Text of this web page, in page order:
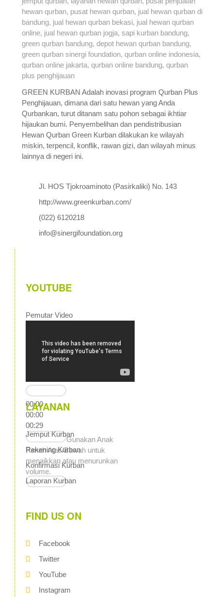
GREEN KURBAN Adalah inovasi program Qurban Plus
Penghijauan, dimana dari satu hewan yang Anda
Qurbankan, turut ditanam satu pohon sebagai ikhtiar
hijaukan bumi. Penyembelihan dan pendistribusian
Hewan Qurban Green Kurban dilakukan ke wilayah
miskin, terpencil, konflik, rawan gizi, dan wilayah minus
lainnya di negeri ini.
Jl. HOS Tjokroaminoto (Pasirkaliki) No. 143
http://www.greenkurban.com/
(022) 6120218
info@sinergifoundation.org
YOUTUBE
Pemutar Video
00:00
00:00
00:29
Gunakan Anak
Panah Atas/Bawah untuk
menaikkan atau menurunkan
volume.
LAYANAN
Jemput Kurban
Rekening Kurban
Konfirmasi Kurban
Laporan Kurban
FIND US ON
Facebook
Twitter
YouTube
Instagram